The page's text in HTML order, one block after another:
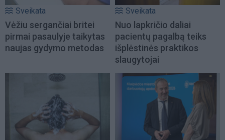
Sveikata
Vėžiu sergančiai britei
pirmai pasaulyje taikytas
naujas gydymo metodas
Sveikata
Nuo lapkričio daliai
pacientų pagalbą teiks
išplėstinės praktikos
slaugytojai